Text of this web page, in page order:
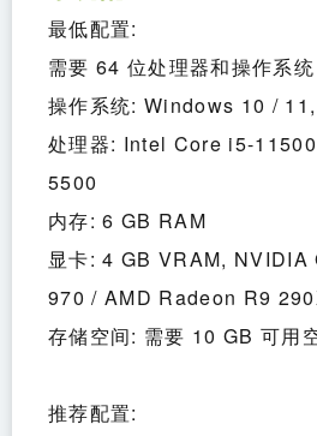
最低配置:
需要 64 位处理器和操作系统
操作系统: Windows 10 /
处理器: Intel Core i5-
5500
内存: 6 GB RAM
显卡: 4 GB VRAM,
970 / AMD Radeon R9
存储空间: 需要 10 GB 可用
推荐配置: